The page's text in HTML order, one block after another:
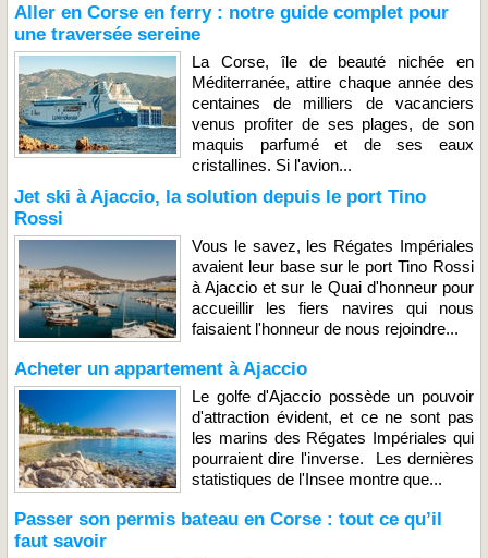
Aller en Corse en ferry : notre guide complet pour
une traversée sereine
La Corse, île de beauté nichée en
Méditerranée, attire chaque année des
centaines de milliers de vacanciers
venus profiter de ses plages, de son
maquis parfumé et de ses eaux
cristallines. Si l'avion...
Jet ski à Ajaccio, la solution depuis le port Tino
Rossi
Vous le savez, les Régates Impériales
avaient leur base sur le port Tino Rossi
à Ajaccio et sur le Quai d'honneur pour
accueillir les fiers navires qui nous
faisaient l'honneur de nous rejoindre...
Acheter un appartement à Ajaccio
Le golfe d'Ajaccio possède un pouvoir
d'attraction évident, et ce ne sont pas
les marins des Régates Impériales qui
pourraient dire l'inverse. Les dernières
statistiques de l'Insee montre que...
Passer son permis bateau en Corse : tout ce qu’il
faut savoir